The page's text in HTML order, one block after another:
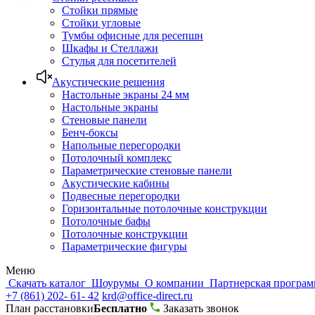
Стойки прямые
Стойки угловые
Тумбы офисные для ресепшн
Шкафы и Стеллажи
Стулья для посетителей
Акустические решения
Настольные экраны 24 мм
Настольные экраны
Стеновые панели
Бенч-боксы
Напольные перегородки
Потолочный комплекс
Параметрические стеновые панели
Акустические кабины
Подвесные перегородки
Горизонтальные потолочные конструкции
Потолочные бафы
Потолочные конструкции
Параметрические фигуры
Меню
Скачать каталог Шоурумы О компании Партнерская
+7 (861) 202- 61- 42 krd@office-direct.ru
План расстановкиБесплатно
Заказать звонок